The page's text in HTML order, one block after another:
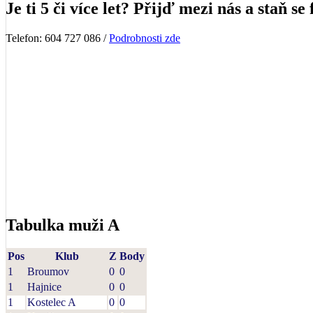
Je ti 5 či více let? Přijď mezi nás a staň se
Telefon: 604 727 086 /Podrobnosti zde
Tabulka muži A
Pos Klub Z Body
1
Broumov 0 0
1
Hajnice 0 0
1
Kostelec A 0 0